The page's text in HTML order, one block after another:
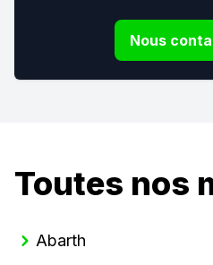
Nous
Toutes nos
Abarth